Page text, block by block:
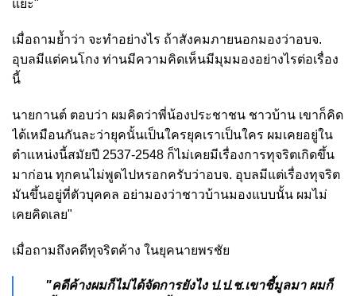
แยะ"
เมื่อถามย้ำว่า จะทำอย่างไร ถ้าสังคมภายนอกมองว่าอบจ.
อุบลมีแต่คนโกง ท่านมีความคิดเห็นมีมุมมองอย่างไรต่อเรื่อง
นี้
นายกานต์ ตอบว่า ผมคิดว่าพี่น้องประชาชน ชาวบ้าน เขาก็คิด
ได้เหมือนกันละว่ายุคนั้นเป็นใครยุคเราเป็นใคร ผมเคยอยู่ใน
ตำแหน่งนี้สมัยปี 2537-2548 ก็ไม่เคยมีเรื่องการทุจริตเกิดขึ้น
มาก่อน ทุกคนไม่พูดไปหรอกครับว่าอบจ. อุบลมีแต่เรื่องทุจริต
มันขึ้นอยู่ที่ตัวบุคคล อย่ามองว่าชาวบ้านมองแบบนั้น ผมไม่
เคยคิดเลย"
เมื่อถามถึงคดีทุจริตค้าง ในยุคนายพรชัย
"คดีค้างผมก็ไม่ได้จัดการยังไง ป.ป.ช.เขาชี้มูลมา ผมก็